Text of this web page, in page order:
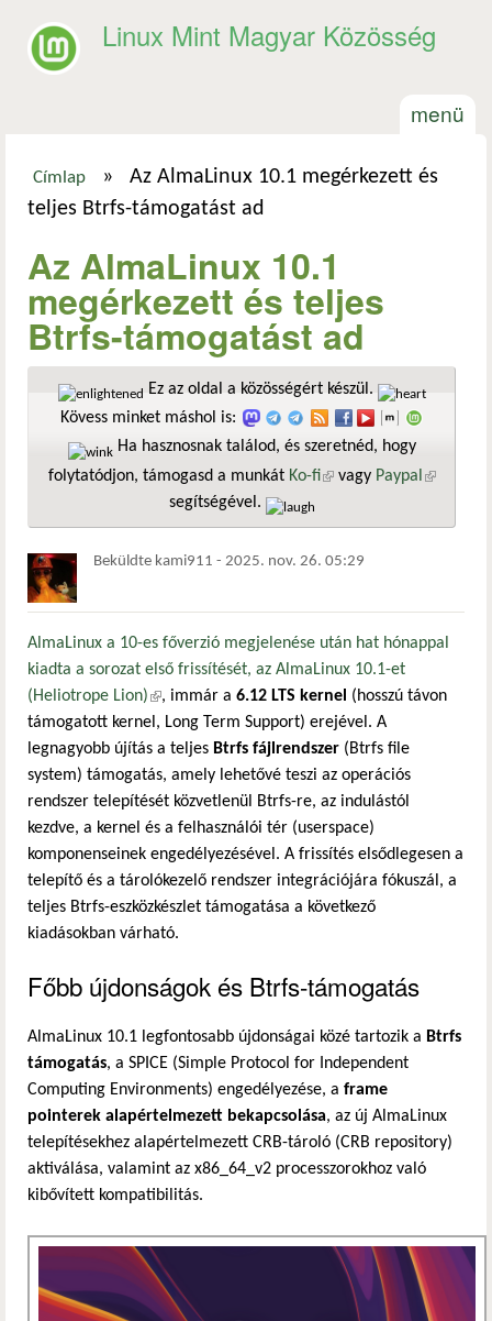
Linux Mint Magyar Közösség
menü
Jelenlegi hely
Címlap »
Az AlmaLinux 10.1 megérkezett és
teljes Btrfs-támogatást ad
Az AlmaLinux 10.1
megérkezett és teljes
Btrfs-támogatást ad
Ez az oldal a közösségért készül.
Kövess minket máshol is:
Ha hasznosnak találod, és szeretnéd, hogy
folytatódjon, támogasd a munkát Ko-fi(külső hivatkozás)
vagy Paypal
segítségével.
Beküldte kami911 - 2025. nov. 26. 05:29
AlmaLinux a 10-es főverzió megjelenése után hat hónappal
kiadta a sorozat első frissítését, az AlmaLinux 10.1-et
(Heliotrope Lion)(külső hivatkozás)
, immár a 6.12 LTS kernel (hosszú távon
támogatott kernel, Long Term Support) erejével. A
legnagyobb újítás a teljes Btrfs fájlrendszer (Btrfs file
system) támogatás, amely lehetővé teszi az operációs
rendszer telepítését közvetlenül Btrfs-re, az indulástól
kezdve, a kernel és a felhasználói tér (userspace)
komponenseinek engedélyezésével. A frissítés elsődlegesen a
telepítő és a tárolókezelő rendszer integrációjára fókuszál, a
teljes Btrfs-eszközkészlet támogatása a következő
kiadásokban várható.
Főbb újdonságok és Btrfs-támogatás
AlmaLinux 10.1 legfontosabb újdonságai közé tartozik a Btrfs
támogatás, a SPICE (Simple Protocol for Independent
Computing Environments) engedélyezése, a frame
pointerek alapértelmezett bekapcsolása, az új AlmaLinux
telepítésekhez alapértelmezett CRB-tároló (CRB repository)
aktiválása, valamint az x86_64_v2 processzorokhoz való
kibővített kompatibilitás.